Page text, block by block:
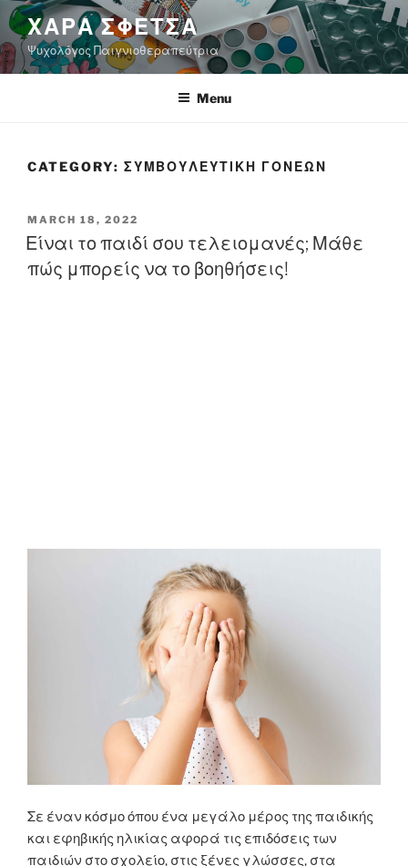
i
p
ΧΑΡΑ ΣΦΕΤΣΑ
Ψυχολόγος Παιγνιοθεραπεύτρια
Menu
CATEGORY: ΣΥΜΒΟΥΛΕΥΤΙΚΗ ΓΟΝΕΩΝ
P
O
S
T
MARCH 18, 2022
Είναι το παιδί σου τελειομανές; Μάθε
πώς μπορείς να το βοηθήσεις!
Σε έναν κόσμο όπου ένα μεγάλο μέρος της παιδικής
και εφηβικής ηλικίας αφορά τις επιδόσεις των
παιδιών στο σχολείο, στις ξένες γλώσσες, στα